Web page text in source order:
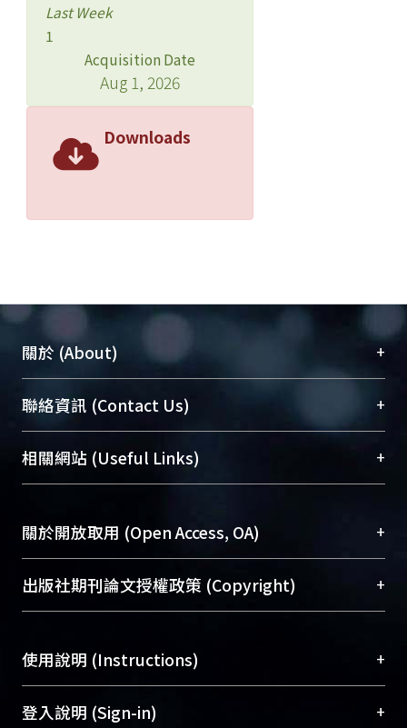
Last Week
1
Acquisition Date
Aug 1, 2026
Downloads
關於 (About) +
臺大位居世界頂尖大學之列，為永久珍藏及向國際
展現本校豐碩的研究成果及學術能量，圖書館整合
機構典藏（NTUR）與學術庫（AH）不同功能平
台，成為臺大學術典藏NTU scholars。期能整合研
成果。
To permanently archive and promote researcher
profiles and scholarly works, Library integrates the
services of “NTU Repository” with “Academic
聯絡資訊 (Contact Us) +
總館學科館員(Main Library)
醫學圖書館學科館員(Medical Library)
Sciences Library)
相關網站 (Useful Links) +
關於開放取用 (Open Access, OA) +
開放取用是從使用者角度提升資訊取用性的社會運
動，應用在學術研究上是透過將研究著作公開供使
用逐年攀升。同時可加速研究發展、提升研究影響
Archive）平台。 （點選深入了解OA）
出版社期刊論文授權政策 (Copyright) +
含部分內容的版權非匯入者所有，或由第三方贊
助與合作完成，請確認該版權所有者及第三方同
意提供此授權。
使用說明 (Instructions) +
網站簡介(Quickstart Guide)
登入說明 (Sign-in) +